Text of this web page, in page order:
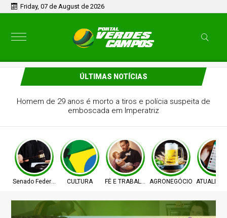
Friday, 07 de August de 2026
ÚLTIMAS NOTÍCIAS
Homem de 29 anos é morto a tiros e polícia suspeita de
emboscada em Imperatriz
Senado Federal CULTURA FÉ E TRABALHOAGRONEGÓCIO